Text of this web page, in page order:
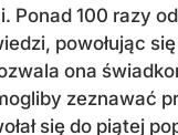
Ponad 100 razy
powołując
ona
zeznawać
się do piątej